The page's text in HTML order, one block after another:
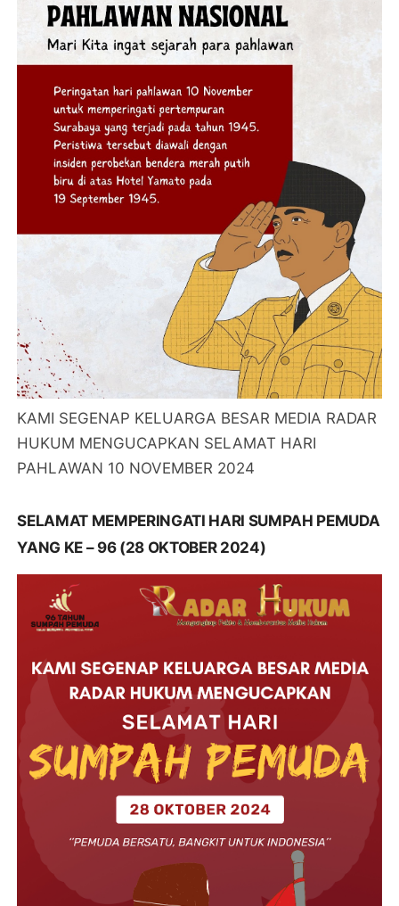
KAMI SEGENAP KELUARGA BESAR MEDIA RADAR
HUKUM MENGUCAPKAN SELAMAT HARI
PAHLAWAN 10 NOVEMBER 2024
SELAMAT MEMPERINGATI HARI SUMPAH PEMUDA
YANG KE – 96 (28 OKTOBER 2024)